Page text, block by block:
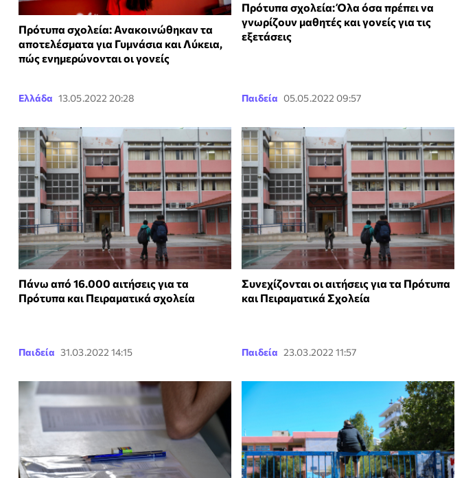
Πρότυπα σχολεία: Ανακοινώθηκαν τα
αποτελέσματα για Γυμνάσια και Λύκεια,
πώς ενημερώνονται οι γονείς
Ελλάδα 13.05.2022 20:28
Πρότυπα σχολεία: Όλα όσα πρέπει να
γνωρίζουν μαθητές και γονείς για τις
εξετάσεις
Παιδεία 05.05.2022 09:57
Πάνω από 16.000 αιτήσεις για τα
Πρότυπα και Πειραματικά σχολεία
Παιδεία 31.03.2022 14:15
Συνεχίζονται οι αιτήσεις για τα Πρότυπα
και Πειραματικά Σχολεία
Παιδεία 23.03.2022 11:57